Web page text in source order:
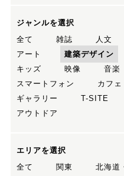
ジャンルを選択
全て
雑誌 人文
アート
建築デザイン
キッズ
映像 音楽
スマートフォン
カフェ
ギャラリー
T-SITE
アウトドア
エリアを選択
全て
関東 北海道